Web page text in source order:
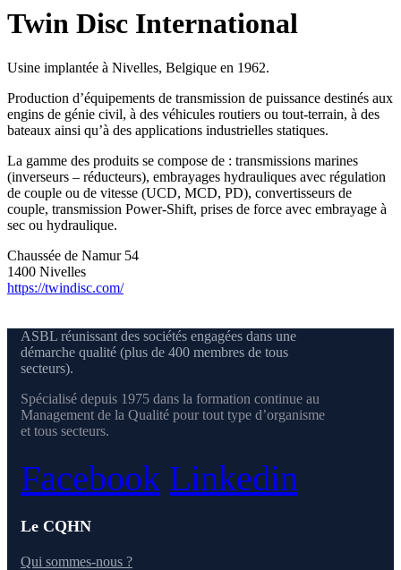
Twin Disc International
Usine implantée à Nivelles, Belgique en 1962.
Production d’équipements de transmission de puissance destinés aux
engins de génie civil, à des véhicules routiers ou tout-terrain, à des
bateaux ainsi qu’à des applications industrielles statiques.
La gamme des produits se compose de : transmissions marines
(inverseurs – réducteurs), embrayages hydrauliques avec régulation
de couple ou de vitesse (UCD, MCD, PD), convertisseurs de
couple, transmission Power-Shift, prises de force avec embrayage à
sec ou hydraulique.
Chaussée de Namur 54
1400 Nivelles
https://twindisc.com/
ASBL réunissant des sociétés engagées dans une
démarche qualité (plus de 400 membres de tous
secteurs).
Spécialisé depuis 1975 dans la formation continue au
Management de la Qualité pour tout type d’organisme
et tous secteurs.
Facebook Linkedin
Le CQHN
Qui sommes-nous ?